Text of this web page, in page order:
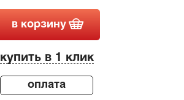
в корзину
купить в 1 клик
оплата